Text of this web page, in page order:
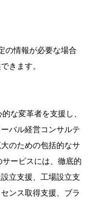
の情報が必要な場合
きます。
な変革者を支援し、
バル経営コンサルテ
のための包括的なサ
ービスには、徹底的
立支援、工場設立支
ンス取得支援、ブラ